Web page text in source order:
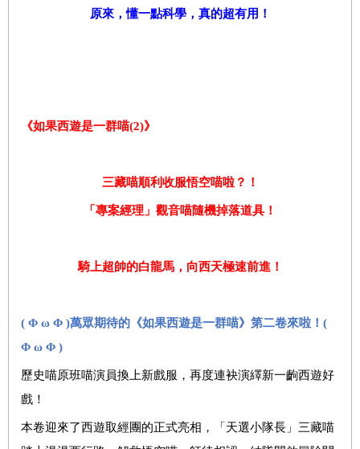
原來，懂一點科學，真的超有用！
《如果西遊是一群喵(2)》
三藏喵順利收服悟空喵啦？！
「專案經理」觀音喵隨機掉落道具！
騎上超帥的白龍馬，向西天極速前進！
( Φ ω Φ )萬眾期待的《如果西遊是一群喵》第二卷來啦！(
Φ ω Φ )
歷史喵原班喵演員換上新戲服，再度連袂演繹新一齣西遊好
戲！
本卷迎來了西遊取經團的正式亮相，「天選小隊長」三藏喵